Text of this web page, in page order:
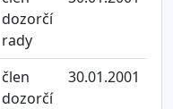
dozorčí
rady
člen
dozorčí
30.01.2001